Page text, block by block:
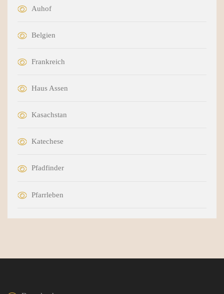
Auhof
Belgien
Frankreich
Haus Assen
Kasachstan
Katechese
Pfadfinder
Pfarrleben